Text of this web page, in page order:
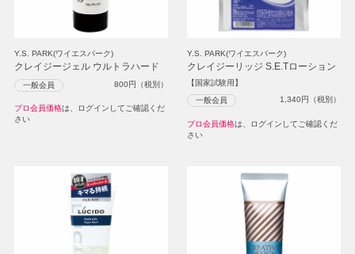
Y.S. PARK(ワイエスパーク)
クレイジージェル ウルトラハード
一般会員 800円（税別）
プロ会員価格は、ログインしてご確認くだ
さい
Y.S. PARK(ワイエスパーク)
クレイジーリッジ S.E.Tローション
【国家試験用】
一般会員 1,340円（税別）
プロ会員価格は、ログインしてご確認くだ
さい